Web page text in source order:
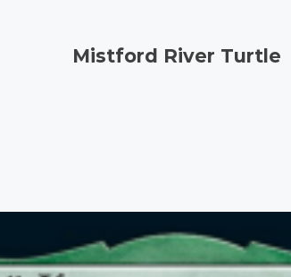
Mistford River Turtle